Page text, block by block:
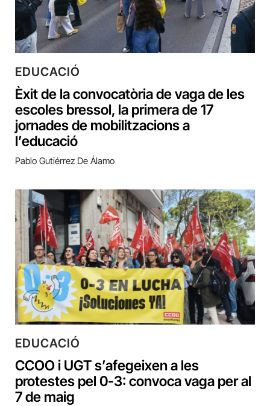
EDUCACIÓ
Èxit de la convocatòria de vaga de les
escoles bressol, la primera de 17
jornades de mobilitzacions a
l’educació
Pablo Gutiérrez De Álamo
EDUCACIÓ
CCOO i UGT s’afegeixen a les
protestes pel 0-3: convoca vaga per al
7 de maig